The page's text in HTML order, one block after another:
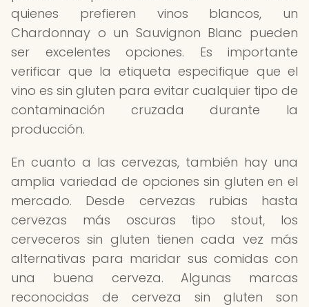
quienes prefieren vinos blancos, un
Chardonnay o un Sauvignon Blanc pueden
ser excelentes opciones. Es importante
verificar que la etiqueta especifique que el
vino es sin gluten para evitar cualquier tipo de
contaminación cruzada durante la
producción.
En cuanto a las cervezas, también hay una
amplia variedad de opciones sin gluten en el
mercado. Desde cervezas rubias hasta
cervezas más oscuras tipo stout, los
cerveceros sin gluten tienen cada vez más
alternativas para maridar sus comidas con
una buena cerveza. Algunas marcas
reconocidas de cerveza sin gluten son